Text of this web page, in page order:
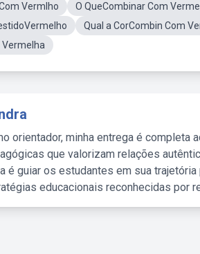
Vermlho
O QueCombinar Com
Qual a CorCombin Com
Vermelha
orientador, minha entrega é completa
que valorizam relações
é guiar os estudantes em sua
educacionais reconhecidas por